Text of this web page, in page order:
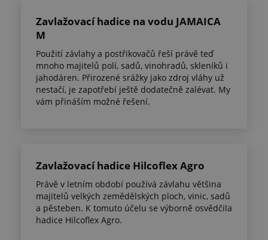
Zavlažovací hadice na vodu JAMAICA
M
Použití závlahy a postřikovačů řeší právě teď
mnoho majitelů polí, sadů, vinohradů, skleníků i
jahodáren. Přirozené srážky jako zdroj vláhy už
nestačí, je zapotřebí ještě dodatečně zalévat. My
vám přináším možné řešení.
Zavlažovací hadice Hilcoflex Agro
Právě v letním období používá závlahu většina
majitelů velkých zemědělských ploch, vinic, sadů
a pěsteben. K tomuto účelu se výborně osvědčila
hadice Hilcoflex Agro.